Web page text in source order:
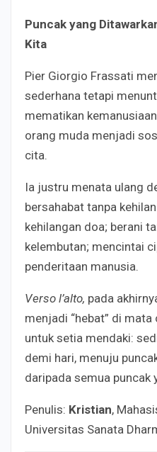
Puncak yang
Kita
Pier Giorgio Frassati
sederhana tetapi
mematikan
orang muda menjadi
cita.
Ia justru menata ulang
bersahabat tanpa
kehilangan doa; berani
kelembutan; mencintai
penderitaan manusia.
Verso l’alto, pada
menjadi “hebat” di
untuk setia mendaki:
demi hari, menuju
daripada semua puncak
Penulis: Kristian,
Universitas Sanata